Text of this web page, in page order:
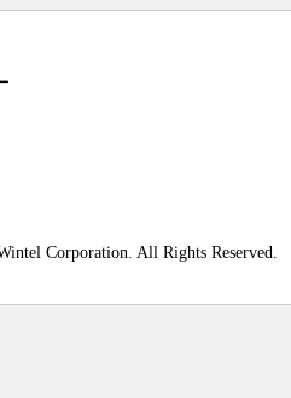
Corporation. All Rights Reserved.